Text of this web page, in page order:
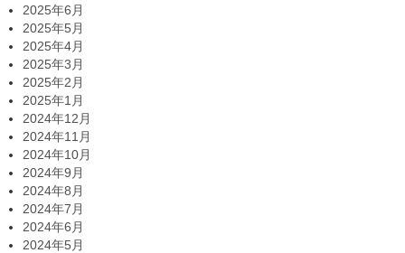
2025年6月
2025年5月
2025年4月
2025年3月
2025年2月
2025年1月
2024年12月
2024年11月
2024年10月
2024年9月
2024年8月
2024年7月
2024年6月
2024年5月